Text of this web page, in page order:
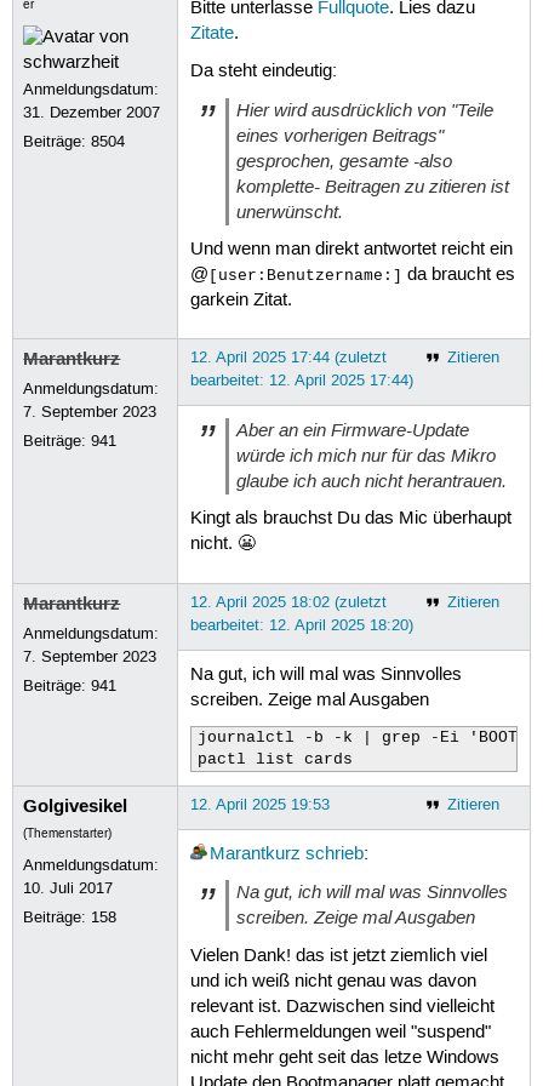
er
Anmeldungsdatum:
31. Dezember 2007
Beiträge:8504
Bitte unterlasse Fullquote. Lies dazu
Zitate.
Da steht eindeutig:
Hier wird ausdrücklich von "Teile
eines vorherigen Beitrags"
gesprochen, gesamte -also
komplette- Beitragen zu zitieren ist
unerwünscht.
Und wenn man direkt antwortet reicht ein
@ [user:Benutzername:]
da braucht es
garkein Zitat.
Marantkurz
Anmeldungsdatum:
7. September 2023
Beiträge:941
Zitieren
12. April 2025 17:44 (zuletzt
bearbeitet: 12. April 2025 17:44)
Aber an ein Firmware-Update
würde ich mich nur für das Mikro
glaube ich auch nicht herantrauen.
Kingt als brauchst Du das Mic überhaupt
nicht. 😬
Marantkurz
Anmeldungsdatum:
7. September 2023
Beiträge:941
Zitieren
12. April 2025 18:02 (zuletzt
bearbeitet: 12. April 2025 18:20)
Na gut, ich will mal was Sinnvolles
screiben. Zeige mal Ausgaben
journalctl -b -k | grep -Ei
pactl list cards
Golgivesikel
(Themenstarter)
Anmeldungsdatum:
10. Juli 2017
Beiträge: 158
Zitieren
12. April 2025 19:53
Marantkurz schrieb:
Na gut, ich will mal was Sinnvolles
screiben. Zeige mal Ausgaben
Vielen Dank! das ist jetzt ziemlich viel
und ich weiß nicht genau was davon
relevant ist. Dazwischen sind vielleicht
auch Fehlermeldungen weil "suspend"
nicht mehr geht seit das letze Windows